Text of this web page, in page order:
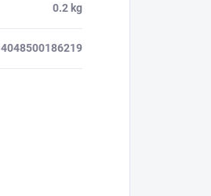
0.2 kg
4048500186219